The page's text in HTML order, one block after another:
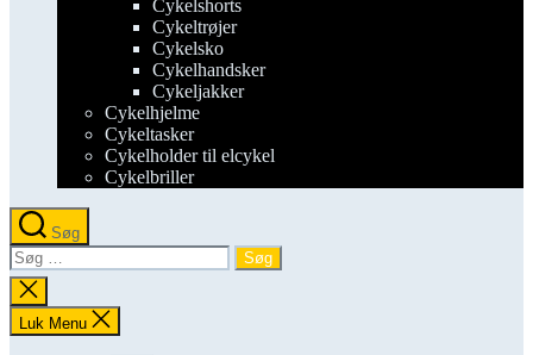
Cykelshorts
Cykeltrøjer
Cykelsko
Cykelhandsker
Cykeljakker
Cykelhjelme
Cykeltasker
Cykelholder til elcykel
Cykelbriller
Søg
Søg
efter:
Luk
søgning
Luk Menu